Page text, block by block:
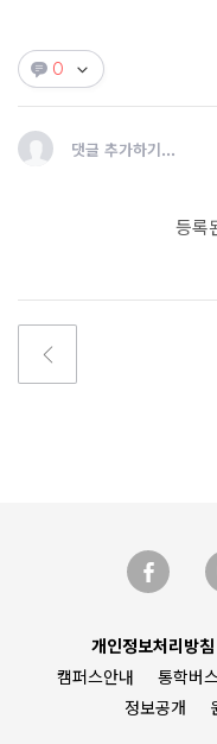
0
댓글 추가하기...
등록
개인정보처리방침
캠퍼스안내
통학버
정보공개